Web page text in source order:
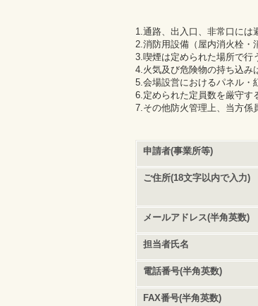
1.通路、出入口、非常口には
2.消防用設備（屋内消火栓・
3.喫煙は定められた場所で行
4.火気及び危険物の持ち込み
5.会場設営におけるパネル・
6.定められた定員数を厳守す
7.その他防火管理上、当方係
申請者(事業所等)
ご住所(18文字以内で入力)
メールアドレス(半角英数)
担当者氏名
電話番号(半角英数)
FAX番号(半角英数)